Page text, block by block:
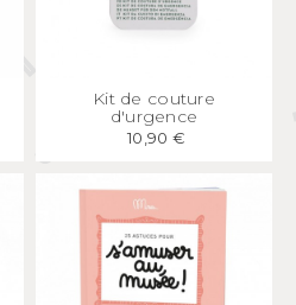
APERÇUKit de couture
d'urgence
10,90 €